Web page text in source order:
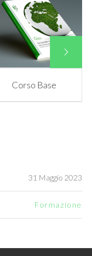
Corso Base
31 Maggio 2023
Formazione